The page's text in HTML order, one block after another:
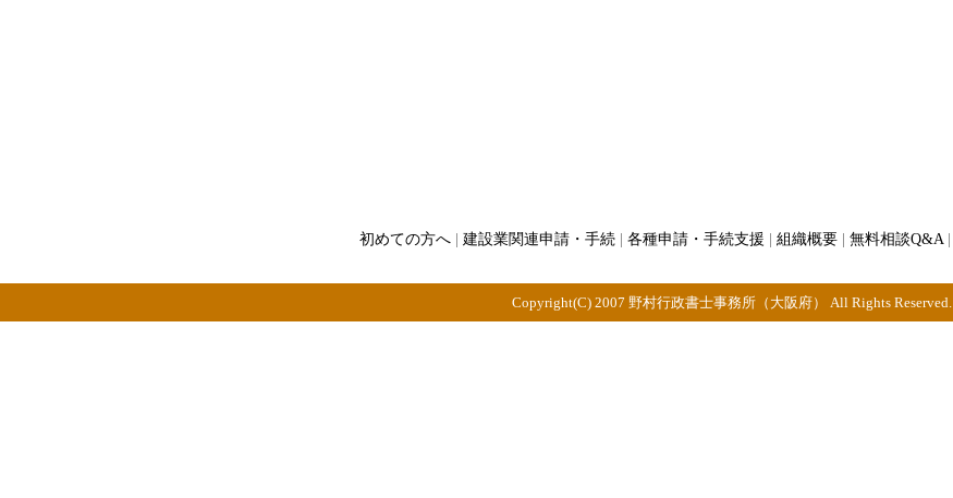
初めての方へ 建設業関連申請・手続 各種申請・手続支援 組織概要 無料相談Q&A|
Copyright(C) 2007 野村行政書士事務所（大阪府） All Rights Reserved.